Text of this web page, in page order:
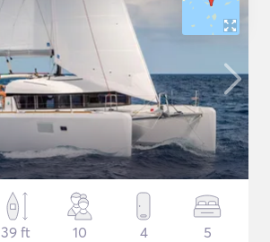
39 ft
10 4 5